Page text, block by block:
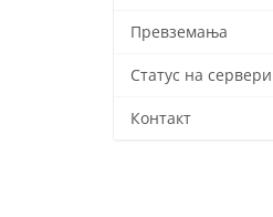
Превземања
Статус на сервери
Контакт